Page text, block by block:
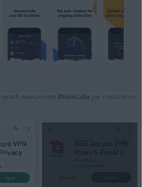
, quindi nuovamente Disinstalla per confermare